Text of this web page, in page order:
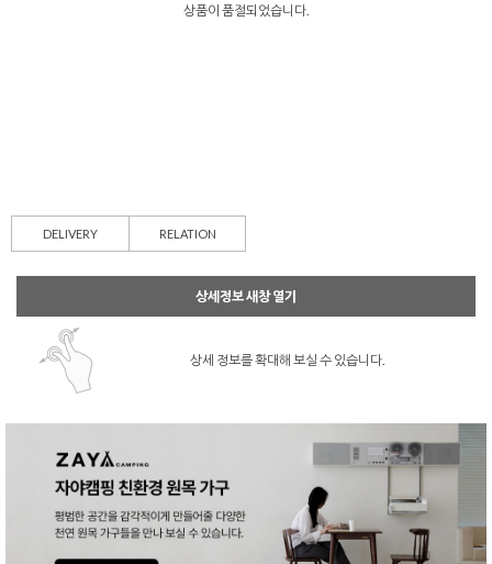
상품이 품절되었습니다.
DELIVERY RELATION
상세정보 새창 열기
상세 정보를 확대해 보실 수 있습니다.